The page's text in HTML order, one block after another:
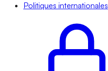
Politiques internationales